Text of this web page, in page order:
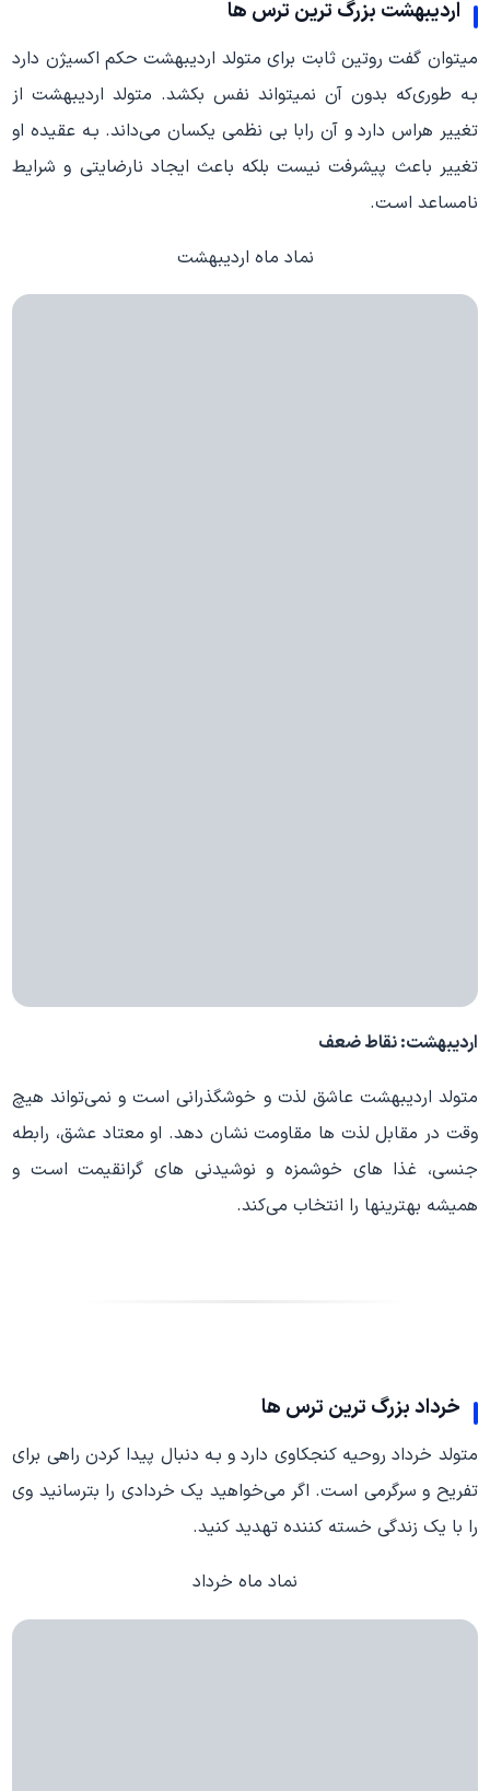
اردیبهشت بزرگ ترین ترس ها
میتوان گفت روتین ثابت برای متولد اردیبهشت حکم اکسیژن دارد
بـه طوری‌كه بدون آن نمیتواند نفس بکشد. متولد اردیبهشت از
تغییر هراس دارد و آن رابا بی نظمی یکسان می‌داند. بـه عقیده او
تغییر باعث پیشرفت نیست بلکه باعث ایجاد نارضایتی و شرایط
نامساعد اسـت.
نماد ماه اردیبهشت
اردیبهشت: نقاط ضعف
متولد اردیبهشت عاشق لذت و خوشگذرانی اسـت و نمی‌تواند هیچ
وقت در مقابل لذت ها مقاومت نشان دهد. او معتاد عشق، رابطه
جنسی، غذا هاي خوشمزه و نوشیدنی هاي گرانقیمت اسـت و
همیشه بهترینها را انتخاب می‌کند.
خرداد بزرگ ترین ترس ها
متولد خرداد روحیه کنجکاوی دارد و بـه دنبال پیدا کردن راهی برای
تفریح و سرگرمی اسـت. اگر می‌خواهید یک خردادی را بترسانید وی
را با یک زندگی خسته کننده تهدید کنید.
نماد ماه خرداد